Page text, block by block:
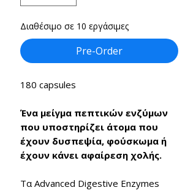
Διαθέσιμο σε 10 εργάσιμες
Pre-Order
180 capsules
Ένα μείγμα πεπτικών ενζύμων
που υποστηρίζει άτομα που
έχουν δυσπεψία, φούσκωμα ή
έχουν κάνει αφαίρεση χολής.
Τα Advanced Digestive Enzymes